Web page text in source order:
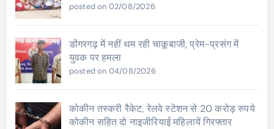
posted on 02/08/2026
डोंगरगढ़ में नहीं थम रही चाकूबाजी, प्रेम-प्रसंग में
युवक पर हमला
posted on 04/08/2026
कोकीन तस्करी रैकेट, रेलवे स्टेशन से 20 करोड़ रुपये
कोकीन सहित दो नाइजीरियाई महिलायें गिरफ्तार